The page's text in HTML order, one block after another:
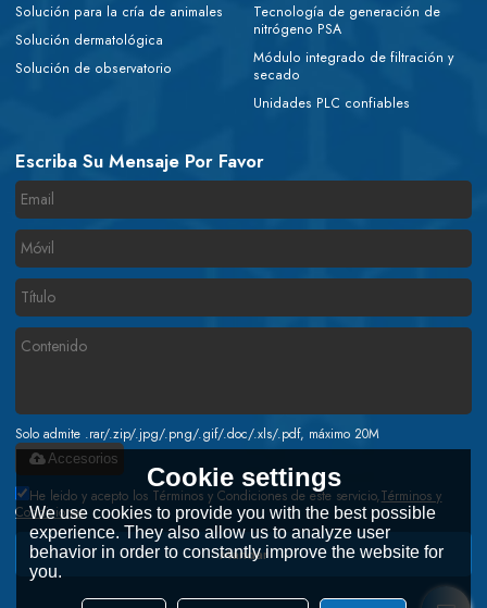
Solución para la cría de animales
Solución dermatológica
Solución de observatorio
Tecnología de generación de
nitrógeno PSA
Módulo integrado de filtración y
secado
Unidades PLC confiables
Escriba Su Mensaje Por Favor
Solo admite .rar/.zip/.jpg/.png/.gif/.doc/.xls/.pdf, máximo 20M
Accesorios
He leido y acepto los Términos y Condiciones de este servicio,Términos y
Condiciones
Mandar
Cookie settings
We use cookies to provide you with the best possible
experience. They also allow us to analyze user
behavior in order to constantly improve the website for
you.